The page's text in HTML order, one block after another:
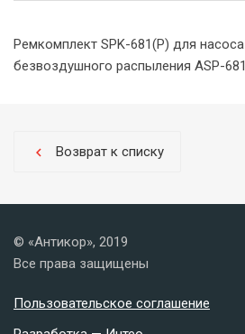
Ремкомплект SPK-681(P) для
безвоздушного распыления ASP-
chevron_left Возврат к списку
© «Антикор», 2019
Все права защищены
Пользовательское соглашение